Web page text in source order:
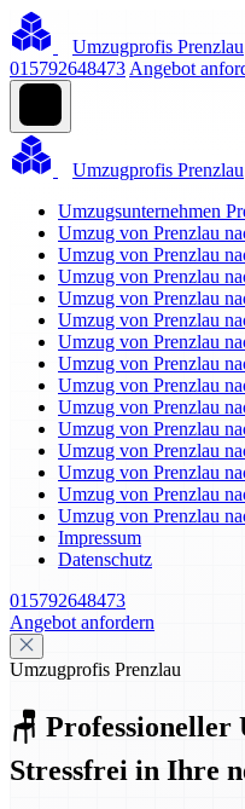
Umzugprofis Prenzlau
015792648473 Angebot
Umzugprofis Prenzlau
Umzugsunternehmen
Umzug von Prenzlau
Umzug von Prenzlau
Umzug von Prenzlau
Umzug von Prenzlau
Umzug von Prenzlau
Umzug von Prenzlau
Umzug von Prenzlau
Umzug von Prenzlau
Umzug von Prenzlau
Umzug von Prenzlau
Umzug von Prenzlau
Umzug von Prenzlau
Umzug von Prenzlau
Umzug von Prenzlau
Impressum
Datenschutz
015792648473
Angebot anfordern
Umzugprofis Prenzlau
🪑
Stressfrei in Ihre